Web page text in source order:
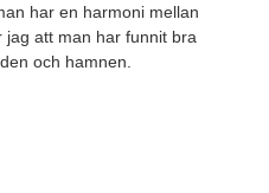
har en harmoni mellan
jag att man har funnit bra
och hamnen.